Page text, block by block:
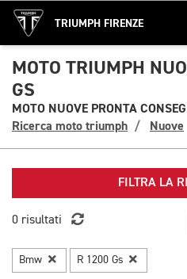
TRIUMPH FIRENZE
MOTO TRIUMPH
GS
MOTO NUOVE PRONTA
Ricerca moto triumph
Nuove
FILTRA LA
0 risultati
Bmw R 1200 Gs